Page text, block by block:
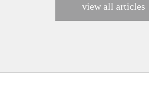
view all articles